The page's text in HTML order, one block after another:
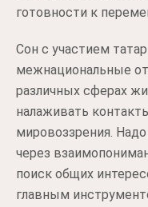
готовности к
Сон с участием
межнациональные
различных сферах
налаживать
мировоззрения.
через
поиск общих
главным